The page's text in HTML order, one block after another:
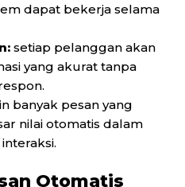
dapat bekerja selama
setiap pelanggan akan
yang akurat tanpa
banyak pesan yang
nilai otomatis dalam
Otomatis